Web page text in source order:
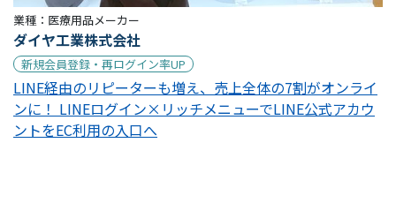
業種： 医療用品メーカー
ダイヤ工業株式会社
新規会員登録・再ログイン率UP
LINE経由のリピーターも増え、売上全体の7割がオンライ
ンに！ LINEログイン×リッチメニューでLINE公式アカウ
ントをEC利用の入口へ